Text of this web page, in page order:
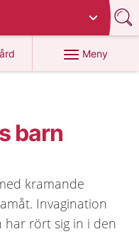
Meny
barn
kramande
Invagination
har rört sig in i den